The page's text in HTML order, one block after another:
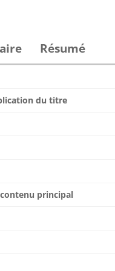
Résumé
du titre
principal